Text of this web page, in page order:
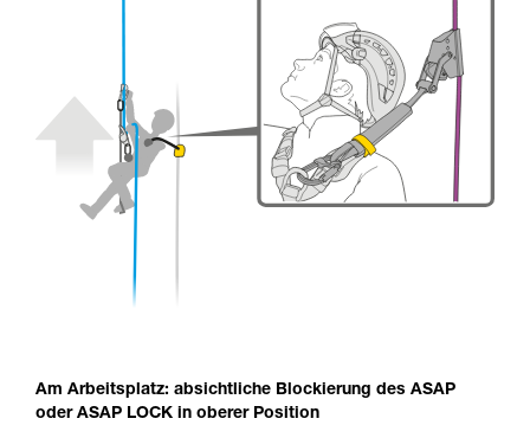
Am Arbeitsplatz: absichtliche Blockierung des ASAP
oder ASAP LOCK in oberer Position